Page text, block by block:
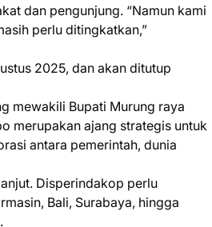
dan pengunjung. “Namun kami
perlu ditingkatkan,”
2025, dan akan ditutup
mewakili Bupati Murung raya
merupakan ajang strategis untuk
antara pemerintah, dunia
Disperindakop perlu
Bali, Surabaya, hingga